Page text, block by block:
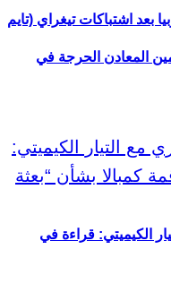
بعد اشتباكات تيغراي (تايم
المعادن الحرجة في
الكيميتي: قراءة في